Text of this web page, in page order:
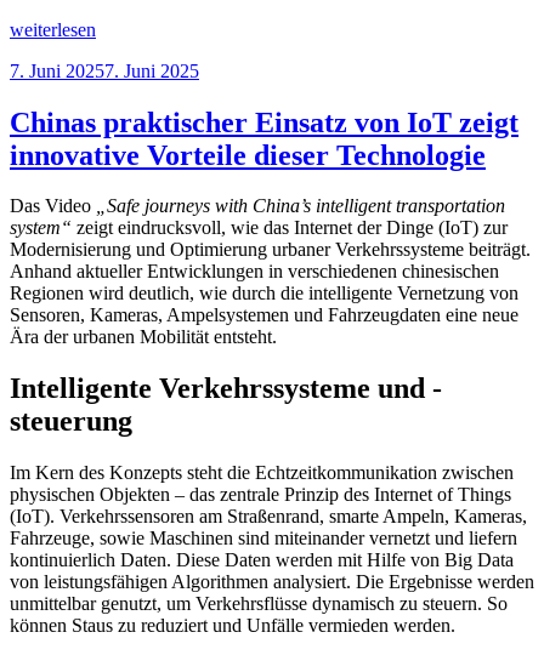
„JSON
Das
Datenformat
für
den
weiterlesen
Veröffentlicht
7. Juni 20257. Juni 2025
Chinas praktischer Einsatz von IoT zeigt
innovative Vorteile dieser Technologie
Das Video „Safe journeys with China’s intelligent transportation
system“ zeigt eindrucksvoll, wie das Internet der Dinge (IoT) zur
Modernisierung und Optimierung urbaner Verkehrssysteme beiträgt.
Anhand aktueller Entwicklungen in verschiedenen chinesischen
Regionen wird deutlich, wie durch die intelligente Vernetzung von
Sensoren, Kameras, Ampelsystemen und Fahrzeugdaten eine neue
Ära der urbanen Mobilität entsteht.
Intelligente Verkehrssysteme und -
steuerung
Im Kern des Konzepts steht die Echtzeitkommunikation zwischen
physischen Objekten – das zentrale Prinzip des Internet of Things
(IoT). Verkehrssensoren am Straßenrand, smarte Ampeln, Kameras,
Fahrzeuge, sowie Maschinen sind miteinander vernetzt und liefern
kontinuierlich Daten. Diese Daten werden mit Hilfe von Big Data
von leistungsfähigen Algorithmen analysiert. Die Ergebnisse werden
unmittelbar genutzt, um Verkehrsflüsse dynamisch zu steuern. So
können Staus zu reduziert und Unfälle vermieden werden.